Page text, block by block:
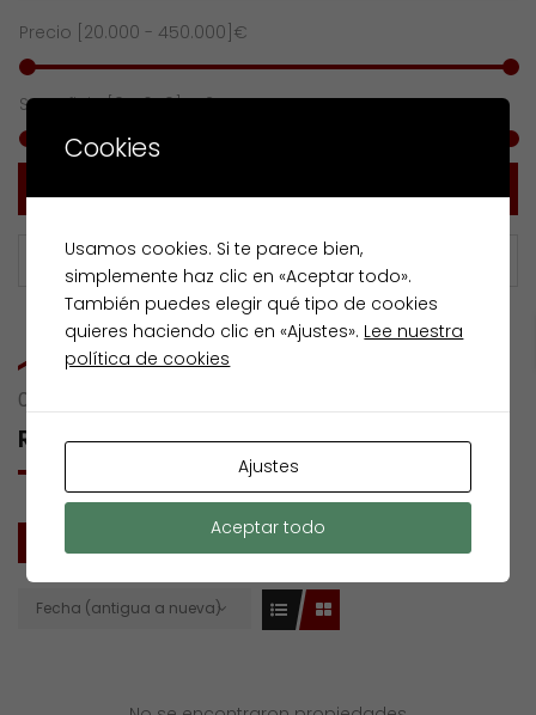
Precio [ 20.000 - 450.000 ]€
Superficie [0-650] m2
0 RESULTS OF
RU FLOR DE MALVA
Fecha (antigua a nueva)
Cookies
Usamos cookies. Si te parece bien,
simplemente haz clic en «Aceptar todo».
También puedes elegir qué tipo de cookies
quieres haciendo clic en «Ajustes». Lee nuestra
política de cookies
Ajustes
Aceptar todo